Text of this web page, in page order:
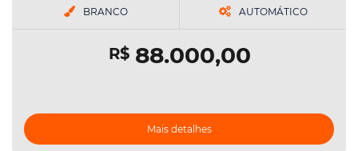
BRANCO AUTOMÁTICO
R$88.000,00
Mais detalhes